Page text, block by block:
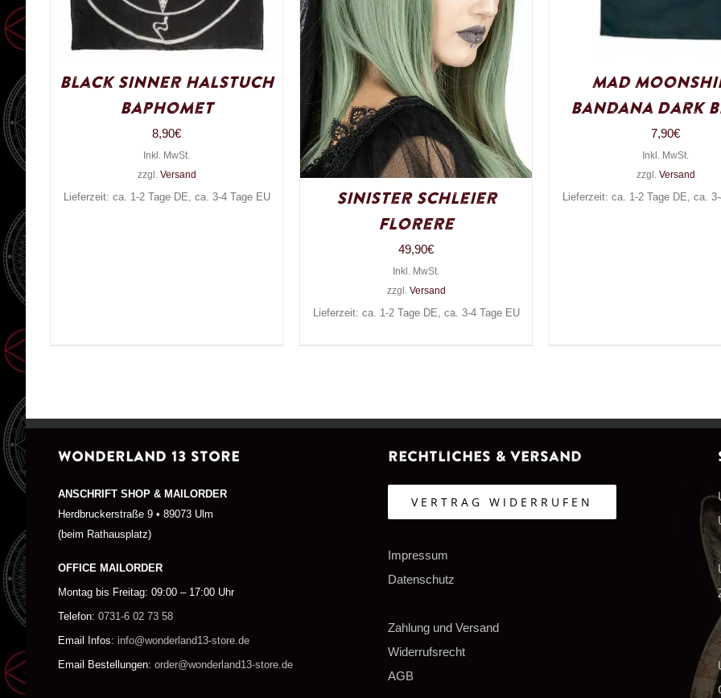
Black Sinner Halstuch
Baphomet
8,90€
Inkl. MwSt.
zzgl. Versand
Lieferzeit: ca. 1-2 Tage DE, ca. 3-4 Tage EU
Sinister Schleier
Florere
49,90€
Inkl. MwSt.
zzgl. Versand
Lieferzeit: ca. 1-2 Tage DE, ca. 3-4 Tage EU
Mad
Bandana Dark
7,90€
Inkl. MwSt.
zzgl. Versand
Lieferzeit: ca. 1-2 Tage DE, ca.
WONDERLAND 13 STORE
ANSCHRIFT SHOP & MAILORDER
Herdbruckerstraße 9 • 89073 Ulm
(beim Rathausplatz)
OFFICE MAILORDER
Montag bis Freitag: 09:00 – 17:00 Uhr
Telefon: 0731-6 02 73 58
Email Infos: info@wonderland13-store.de
Email Bestellungen: order@wonderland13-store.de
Rechtliches & Versand
VERTRAG WIDERRUFEN
Impressum
Datenschutz
Zahlung und Versand
Widerrufsrecht
AGB